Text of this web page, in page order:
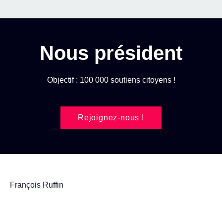
Nous président
Objectif : 100 000 soutiens citoyens !
Rejoignez-nous !
François Ruffin